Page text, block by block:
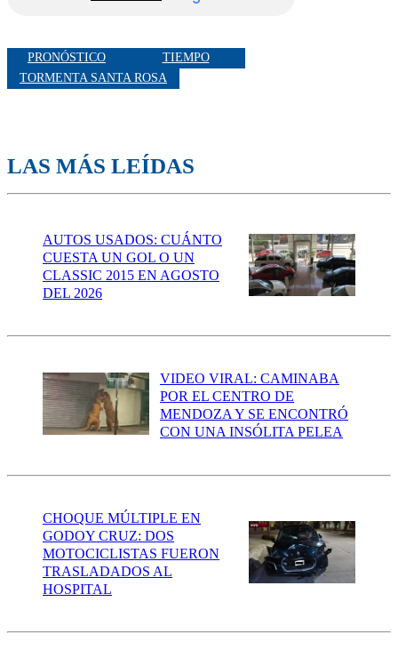
PRONÓSTICO
TIEMPO
TORMENTA SANTA ROSA
LAS MÁS LEÍDAS
AUTOS USADOS: CUÁNTO
CUESTA UN GOL O UN
CLASSIC 2015 EN AGOSTO
DEL 2026
VIDEO VIRAL: CAMINABA
POR EL CENTRO DE
MENDOZA Y SE ENCONTRÓ
CON UNA INSÓLITA PELEA
CHOQUE MÚLTIPLE EN
GODOY CRUZ: DOS
MOTOCICLISTAS FUERON
TRASLADADOS AL
HOSPITAL